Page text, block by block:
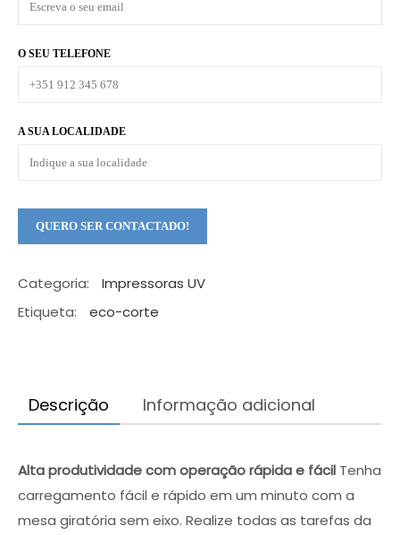
O SEU TELEFONE
A SUA LOCALIDADE
Categoria:
Impressoras UV
Etiqueta:
eco-corte
Descrição Informação adicional
Alta produtividade com operação rápida e fácil Tenha
carregamento fácil e rápido em um minuto com a
mesa giratória sem eixo. Realize todas as tarefas da
×